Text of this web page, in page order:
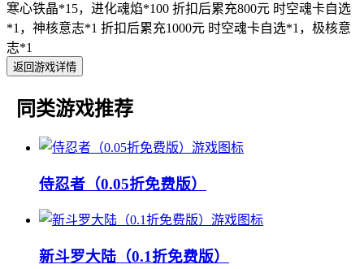
寒心铁晶*15，进化魂焰*100 折扣后累充800元 时空魂卡自选
*1，神核意志*1 折扣后累充1000元 时空魂卡自选*1，极核意
志*1
返回游戏详情
同类游戏推荐
侍忍者（0.05折免费版）
新斗罗大陆（0.1折免费版）